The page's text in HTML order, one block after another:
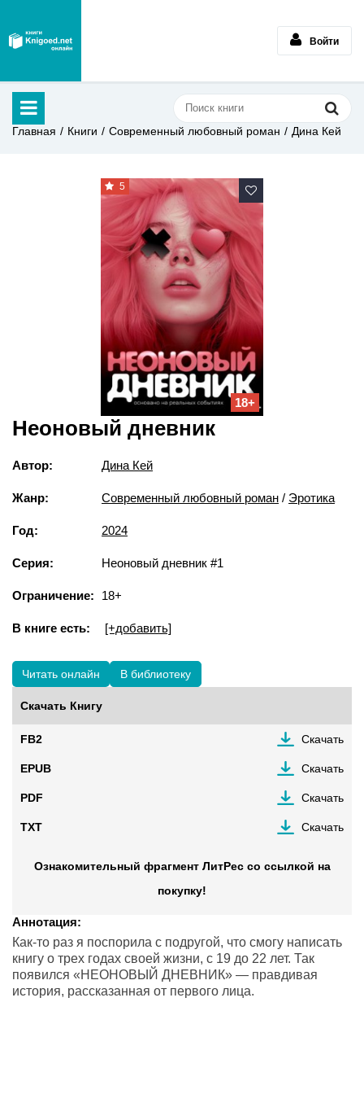
Войти
Главная Книги Современный любовный роман Дина Кей
5
18+
Неоновый дневник
Автор: Дина Кей
Жанр: Современный любовный роман / Эротика
Год: 2024
Серия: Неоновый дневник #1
Ограничение: 18+
В книге есть: [+добавить]
Читать онлайн В библиотеку
Скачать Книгу
FB2 Скачать
EPUB Скачать
PDF Скачать
TXT Скачать
Ознакомительный фрагмент ЛитРес со ссылкой на
покупку!
Аннотация:
Как-то раз я поспорила с подругой, что смогу написать
книгу о трех годах своей жизни, с 19 до 22 лет. Так
появился «НЕОНОВЫЙ ДНЕВНИК» — правдивая
история, рассказанная от первого лица.